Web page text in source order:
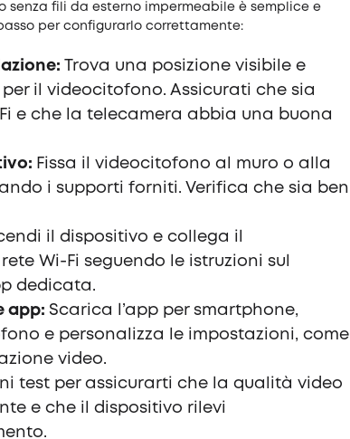
senza fili da esterno impermeabile è semplice e
per configurarlo correttamente:
Trova una posizione visibile e
il videocitofono. Assicurati che sia
e che la telecamera abbia una buona
Fissa il videocitofono al muro o alla
i supporti forniti. Verifica che sia ben
il dispositivo e collega il
Wi-Fi seguendo le istruzioni sul
dedicata.
app: Scarica l’app per smartphone,
e personalizza le impostazioni, come
video.
test per assicurarti che la qualità video
e che il dispositivo rilevi